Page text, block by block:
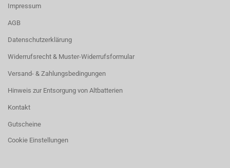
Impressum
AGB
Datenschutzerklärung
Widerrufsrecht & Muster-Widerrufsformular
Versand- & Zahlungsbedingungen
Hinweis zur Entsorgung von Altbatterien
Kontakt
Gutscheine
Cookie Einstellungen